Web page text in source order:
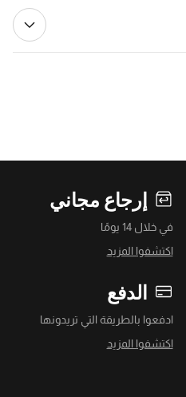
إرجاع مجاني
في خلال 14 يومًا
اكتشفوا المزيد
الدفع
ادفعوا بالطريقة التي تريدونها
اكتشفوا المزيد